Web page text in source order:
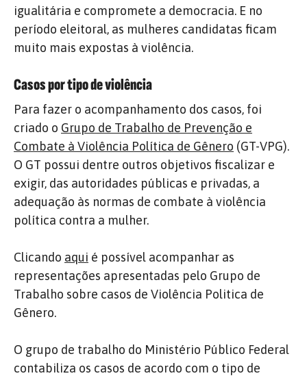
igualitária e compromete a democracia. E no
período eleitoral, as mulheres candidatas ficam
muito mais expostas à violência.
Casos por tipo de violência
Para fazer o acompanhamento dos casos, foi
criado o Grupo de Trabalho de Prevenção e
Combate à Violência Política de Gênero (GT-VPG).
O GT possui dentre outros objetivos fiscalizar e
exigir, das autoridades públicas e privadas, a
adequação às normas de combate à violência
política contra a mulher.
Clicando aqui é possível acompanhar as
representações apresentadas pelo Grupo de
Trabalho sobre casos de Violência Politica de
Gênero.
O grupo de trabalho do Ministério Público Federal
contabiliza os casos de acordo com o tipo de